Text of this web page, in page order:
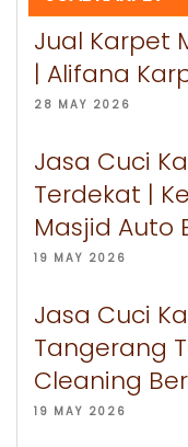
Jual Karpet
| Alifana
28 MAY 2026
Jasa Cuci
Terdekat |
Masjid Auto
19 MAY 2026
Jasa Cuci
Tangerang
Cleaning
19 MAY 2026